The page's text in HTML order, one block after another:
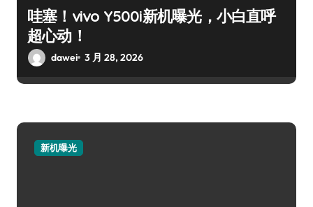
哇塞！vivo Y500i新机曝光，小白直呼
超心动！
dawei 3 月 28, 2026
新机曝光